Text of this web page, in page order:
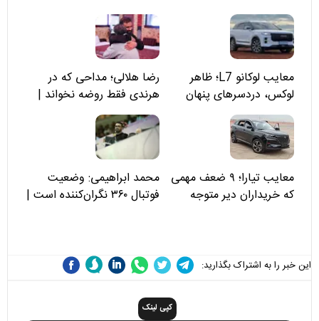
معایب لوکانو L7؛ ظاهر
لوکس، دردسرهای پنهان
رضا هلالی؛ مداحی که در
هرندی فقط روضه نخواند |
مسئولان «تکیه‌گاه آقا مرتضی
علی(ع)» را جدی‌تر ببینند
معایب تیارا؛ ۹ ضعف مهمی
که خریداران دیر متوجه
محمد ابراهیمی: وضعیت
فوتبال ۳۶۰ نگران‌کننده است |
این خبر را به اشتراک بگذارید:
کپی لینک